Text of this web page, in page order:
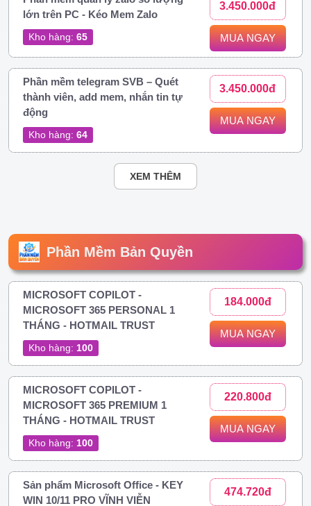
lớn trên PC - Kéo Mem Zalo
Kho hàng: 65
3.450.000đ
MUA NGAY
Phần mềm telegram SVB – Quét
thành viên, add mem, nhắn tin tự
động
Kho hàng: 64
3.450.000đ
MUA NGAY
XEM THÊM
Phần Mềm Bản Quyền
MICROSOFT COPILOT -
MICROSOFT 365 PERSONAL 1
THÁNG - HOTMAIL TRUST
Kho hàng: 100
184.000đ
MUA NGAY
MICROSOFT COPILOT -
MICROSOFT 365 PREMIUM 1
THÁNG - HOTMAIL TRUST
Kho hàng: 100
220.800đ
MUA NGAY
Sản phẩm Microsoft Office - KEY
WIN 10/11 PRO VĨNH VIỄN
474.720đ